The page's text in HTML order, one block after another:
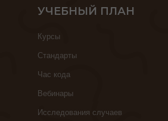
УЧЕБНЫЙ ПЛАН
Курсы
Стандарты
Час кода
Вебинары
Исследования случаев